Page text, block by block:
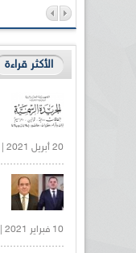
الأكثر قراءة
20 أبريل 2021 |
10 فبراير 2021 |